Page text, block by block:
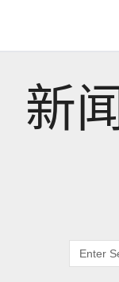
新